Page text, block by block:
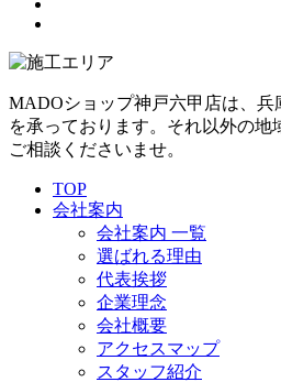
MADOショップ神戸六甲店は、兵
を承っております。それ以外の地
ご相談くださいませ。
TOP
会社案内
会社案内 一覧
選ばれる理由
代表挨拶
企業理念
会社概要
アクセスマップ
スタッフ紹介